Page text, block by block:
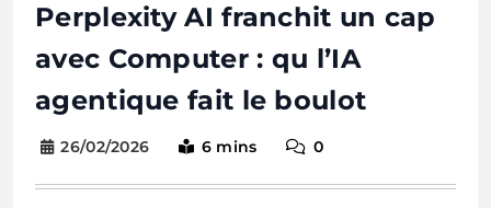
Perplexity AI franchit un cap
avec Computer : qu l’IA
agentique fait le boulot
26/02/2026 6 mins 0